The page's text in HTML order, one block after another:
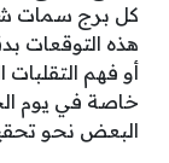
كل برج سمات
هذه التوقعات
أو فهم
خاصة في يوم
البعض نحو